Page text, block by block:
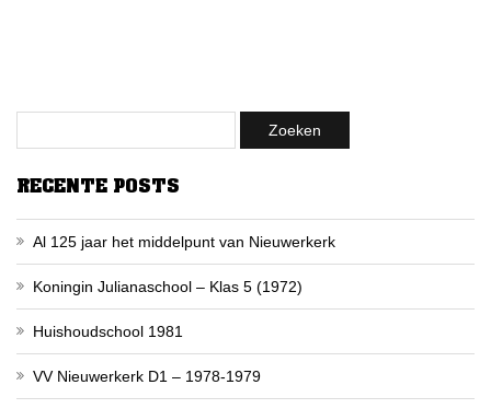
RECENTE POSTS
Al 125 jaar het middelpunt van Nieuwerkerk
Koningin Julianaschool – Klas 5 (1972)
Huishoudschool 1981
VV Nieuwerkerk D1 – 1978-1979